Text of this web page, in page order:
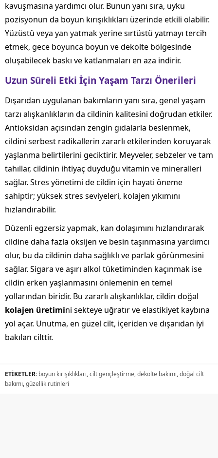
kavuşmasına yardımcı olur. Bunun yanı sıra, uyku
pozisyonun da boyun kırışıklıkları üzerinde etkili olabilir.
Yüzüstü veya yan yatmak yerine sırtüstü yatmayı tercih
etmek, gece boyunca boyun ve dekolte bölgesinde
oluşabilecek baskı ve katlanmaları en aza indirir.
Uzun Süreli Etki İçin Yaşam Tarzı Önerileri
Dışarıdan uygulanan bakımların yanı sıra, genel yaşam
tarzı alışkanlıkların da cildinin kalitesini doğrudan etkiler.
Antioksidan açısından zengin gıdalarla beslenmek,
cildini serbest radikallerin zararlı etkilerinden koruyarak
yaşlanma belirtilerini geciktirir. Meyveler, sebzeler ve tam
tahıllar, cildinin ihtiyaç duyduğu vitamin ve mineralleri
sağlar. Stres yönetimi de cildin için hayati öneme
sahiptir; yüksek stres seviyeleri, kolajen yıkımını
hızlandırabilir.
Düzenli egzersiz yapmak, kan dolaşımını hızlandırarak
cildine daha fazla oksijen ve besin taşınmasına yardımcı
olur, bu da cildinin daha sağlıklı ve parlak görünmesini
sağlar. Sigara ve aşırı alkol tüketiminden kaçınmak ise
cildin erken yaşlanmasını önlemenin en temel
yollarından biridir. Bu zararlı alışkanlıklar, cildin doğal
kolajen üretimini sekteye uğratır ve elastikiyet kaybına
yol açar. Unutma, en güzel cilt, içeriden ve dışarıdan iyi
bakılan cilttir.
ETİKETLER: boyun kırışıklıkları,cilt gençleştirme,dekolte bakımı,doğal cilt
bakımı,güzellik rutinleri